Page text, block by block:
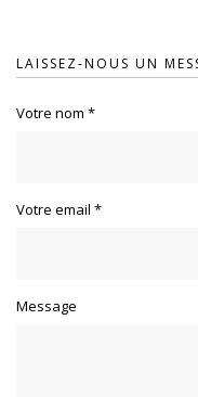
LAISSEZ-NOUS UN
Votre nom *
Votre email *
Message